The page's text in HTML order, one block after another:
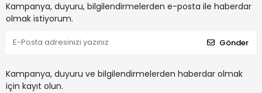
Kampanya, duyuru, bilgilendirmelerden e-posta ile haberdar
olmak istiyorum.
Gönder
Kampanya, duyuru ve bilgilendirmelerden haberdar olmak
için kayıt olun.